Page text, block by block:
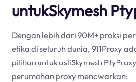
untukSkymesh
Dengan lebih dari 90M+ proksi
etika di seluruh dunia, 911Proxy
pilihan untuk asliSkymesh
perumahan proxy menawarkan: